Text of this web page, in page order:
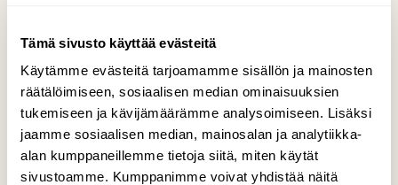
Tämä sivusto käyttää evästeitä
Käytämme evästeitä tarjoamamme sisällön ja mainosten
räätälöimiseen, sosiaalisen median ominaisuuksien
tukemiseen ja kävijämäärämme analysoimiseen. Lisäksi
jaamme sosiaalisen median, mainosalan ja analytiikka-
alan kumppaneillemme tietoja siitä, miten käytät
sivustoamme. Kumppanimme voivat yhdistää näitä
Vielä on opittavaa
Tuulihaukan poikaset opettelemassa